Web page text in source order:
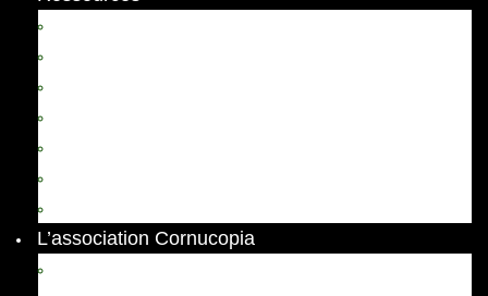
L’association Cornucopia